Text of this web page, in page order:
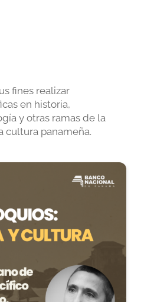
fines realizar
en historia,
y otras ramas de la
cultura panameña.